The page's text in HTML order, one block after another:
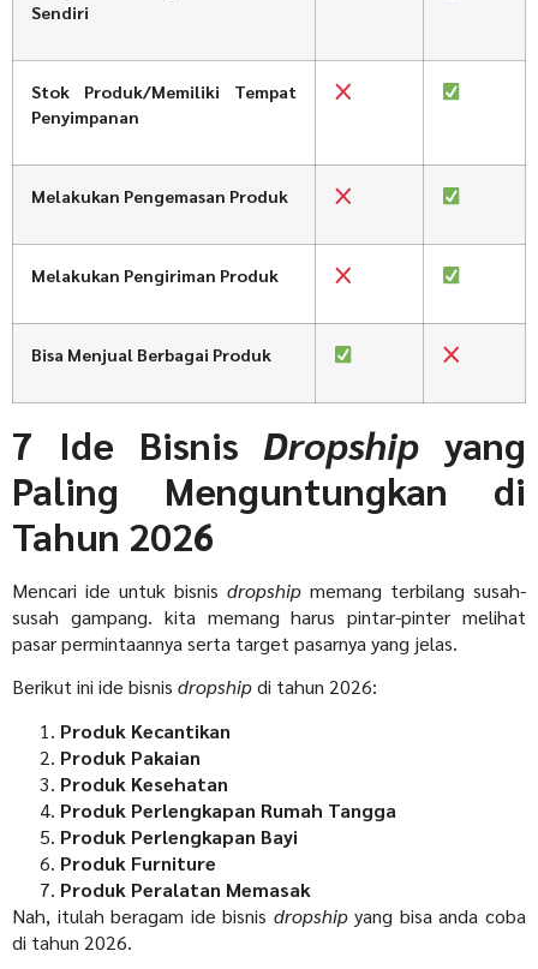
Sendiri
Stok Produk/Memiliki Tempat
Penyimpanan
Melakukan Pengemasan Produk
Melakukan Pengiriman Produk
Bisa Menjual Berbagai Produk
7 Ide Bisnis Dropship yang
Paling Menguntungkan di
Tahun 2026
Mencari ide untuk bisnis dropship memang terbilang susah-
susah gampang. kita memang harus pintar-pinter melihat
pasar permintaannya serta target pasarnya yang jelas.
Berikut ini ide bisnis dropshipdi tahun 2026:
Produk Kecantikan
Produk Pakaian
Produk Kesehatan
Produk Perlengkapan Rumah Tangga
Produk Perlengkapan Bayi
Produk Furniture
Produk Peralatan Memasak
Nah, itulah beragam ide bisnis dropshipyang bisa anda coba
di tahun 2026.